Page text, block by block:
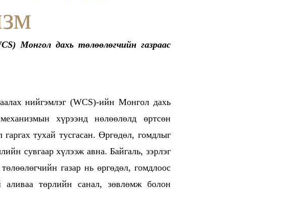
Монгол дахь төлөөлөгчийн газраас
нийгэмлэг (WCS)-ийн Монгол дахь
хүрээнд нөлөөлөлд өртсөн
тухай тусгасан. Өргөдөл, гомдлыг
сувгаар хүлээж авна. Байгаль, зэрлэг
газар нь өргөдөл, гомдлоос
аливаа төрлийн санал, зөвлөмж болон